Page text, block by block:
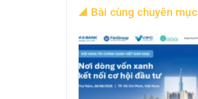
Bài cùng chuyên mục